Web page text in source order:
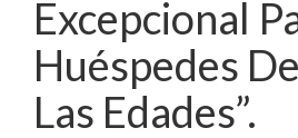
Excepcional
Huéspedes
Las Edades”.